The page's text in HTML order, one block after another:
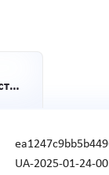
Комунальне підприємство Виконавчого органу Київради (Київської міської державної адміністрації) "Київтеплоенерго"
UA-2025-01-24-